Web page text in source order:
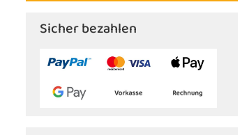
Sicher bezahlen